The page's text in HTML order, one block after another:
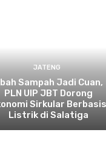
JATENG
Sampah Jadi Cuan,
PLN UIP JBT Dorong
Sirkular Berbasis
Listrik di Salatiga